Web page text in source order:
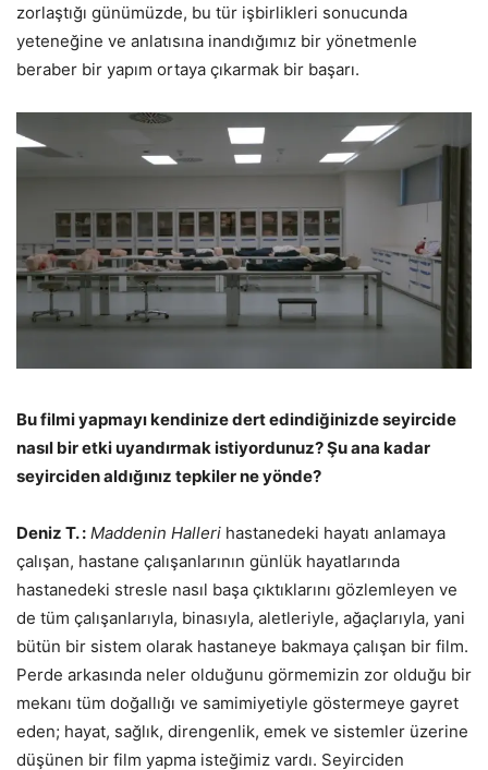
zorlaştığı günümüzde, bu tür işbirlikleri sonucunda
yeteneğine ve anlatısına inandığımız bir yönetmenle
beraber bir yapım ortaya çıkarmak bir başarı.
Bu filmi yapmayı kendinize dert edindiğinizde seyircide
nasıl bir etki uyandırmak istiyordunuz? Şu ana kadar
seyirciden aldığınız tepkiler ne yönde?
Deniz T. : Maddenin Halleri hastanedeki hayatı anlamaya
çalışan, hastane çalışanlarının günlük hayatlarında
hastanedeki stresle nasıl başa çıktıklarını gözlemleyen ve
de tüm çalışanlarıyla, binasıyla, aletleriyle, ağaçlarıyla, yani
bütün bir sistem olarak hastaneye bakmaya çalışan bir film.
Perde arkasında neler olduğunu görmemizin zor olduğu bir
mekanı tüm doğallığı ve samimiyetiyle göstermeye gayret
eden; hayat, sağlık, direngenlik, emek ve sistemler üzerine
düşünen bir film yapma isteğimiz vardı. Seyirciden